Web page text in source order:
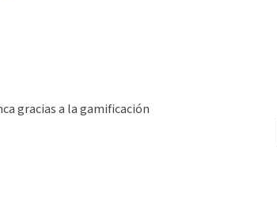
gracias a la gamificación